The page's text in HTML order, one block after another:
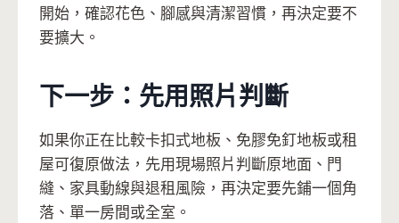
開始，確認花色、腳感與清潔習慣，再決定要不
要擴大。
下一步：先用照片判斷
如果你正在比較卡扣式地板、免膠免釘地板或租
屋可復原做法，先用現場照片判斷原地面、門
縫、家具動線與退租風險，再決定要先鋪一個角
落、單一房間或全室。